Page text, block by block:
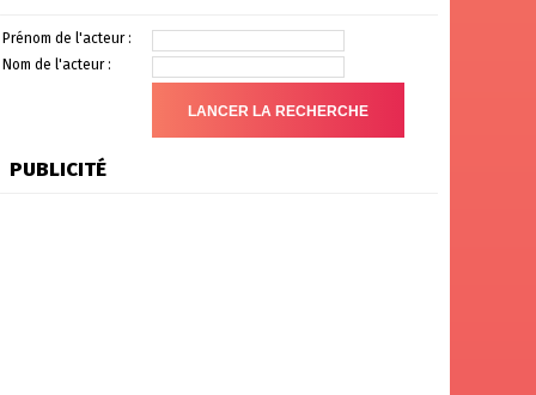
Prénom de l'acteur :
Nom de l'acteur :
PUBLICITÉ